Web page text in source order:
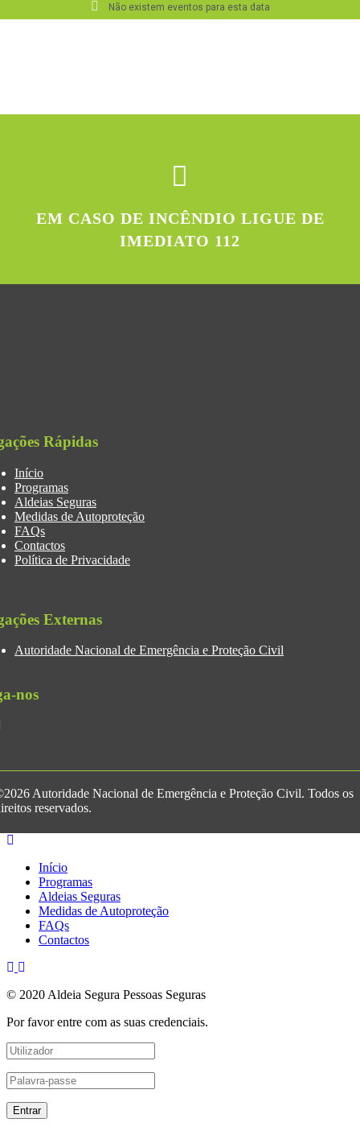
Não existem eventos para esta data
EM CASO DE INCÊNDIO LIGUE DE
IMEDIATO 112
Rápidas
Início
Programas
Aldeias Seguras
Medidas de Autoproteção
FAQs
Contactos
Política de Privacidade
Externas
Autoridade Nacional de Emergência e Proteção Civil
nos
Autoridade Nacional de Emergência e Proteção Civil. Todos os
reservados.
Início
Programas
Aldeias Seguras
Medidas de Autoproteção
FAQs
Contactos
© 2020 Aldeia Segura Pessoas Seguras
Por favor entre com as suas credenciais.